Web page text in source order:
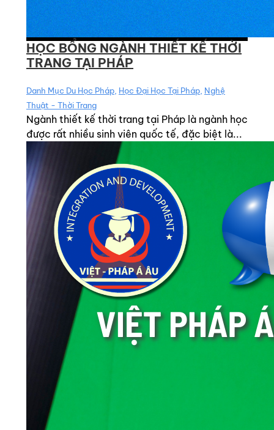
HỌC BỔNG NGÀNH THIẾT KẾ THỜI
TRANG TẠI PHÁP
Danh Mục Du Học Pháp Học Đại Học Tại Pháp Nghệ
Thuật - Thời Trang
Ngành thiết kế thời trang tại Pháp là ngành học
được rất nhiều sinh viên quốc tế, đặc biệt là...